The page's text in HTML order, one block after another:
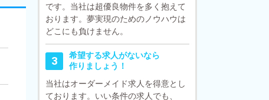
です。当社は超優良物件を多く抱えて
おります。夢実現のためのノウハウは
どこにも負けません。
3
希望する求人がないなら
作りましょう！
当社はオーダーメイド求人を得意とし
ております。いい条件の求人でも、